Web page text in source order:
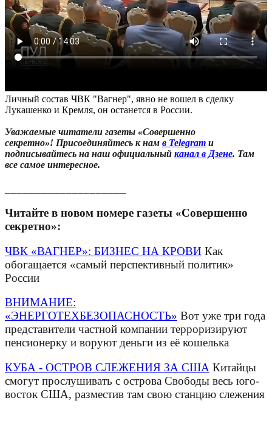
Личный состав ЧВК "Вагнер", явно не вошел в сделку
Лукашенко и Кремля, он останется в России.
Уважаемые читатели газеты «Совершенно
секретно»! Присоединяйтесь к нам в Telegram и
подписывайтесь на наш официальный канал в Дзене. Там
все самое интересное.
Читайте в новом номере газеты «Совершенно
секретно»:
ЧВК «ВАГНЕР»: БИЗНЕС НА КРОВИ Как
обогащается «самый перспективный политик»
России
ВНИМАНИЕ:
«ЭНЕРГОТЕХБЕЗОПАСНОСТЬ» Вот уже три года
представители частной компании терроризируют
пенсионерку и воруют деньги из её кошелька
КУБА - ОСТРОВ СЛЕЖЕНИЯ ЗА США Китайцы
смогут прослушивать с острова Свободы весь юго-
восток США, разместив там свою станцию слежения